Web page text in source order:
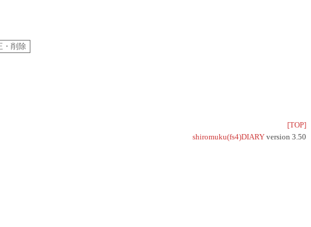
[TOP]
shiromuku(fs4)DIARY version 3.50